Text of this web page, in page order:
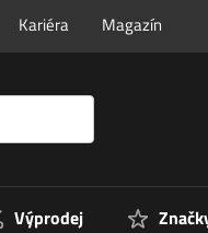
Kariéra Magazín
Výprodej